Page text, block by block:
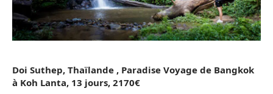
Doi Suthep, Thaïlande , Paradise Voyage de Bangkok
à Koh Lanta, 13 jours, 2170€